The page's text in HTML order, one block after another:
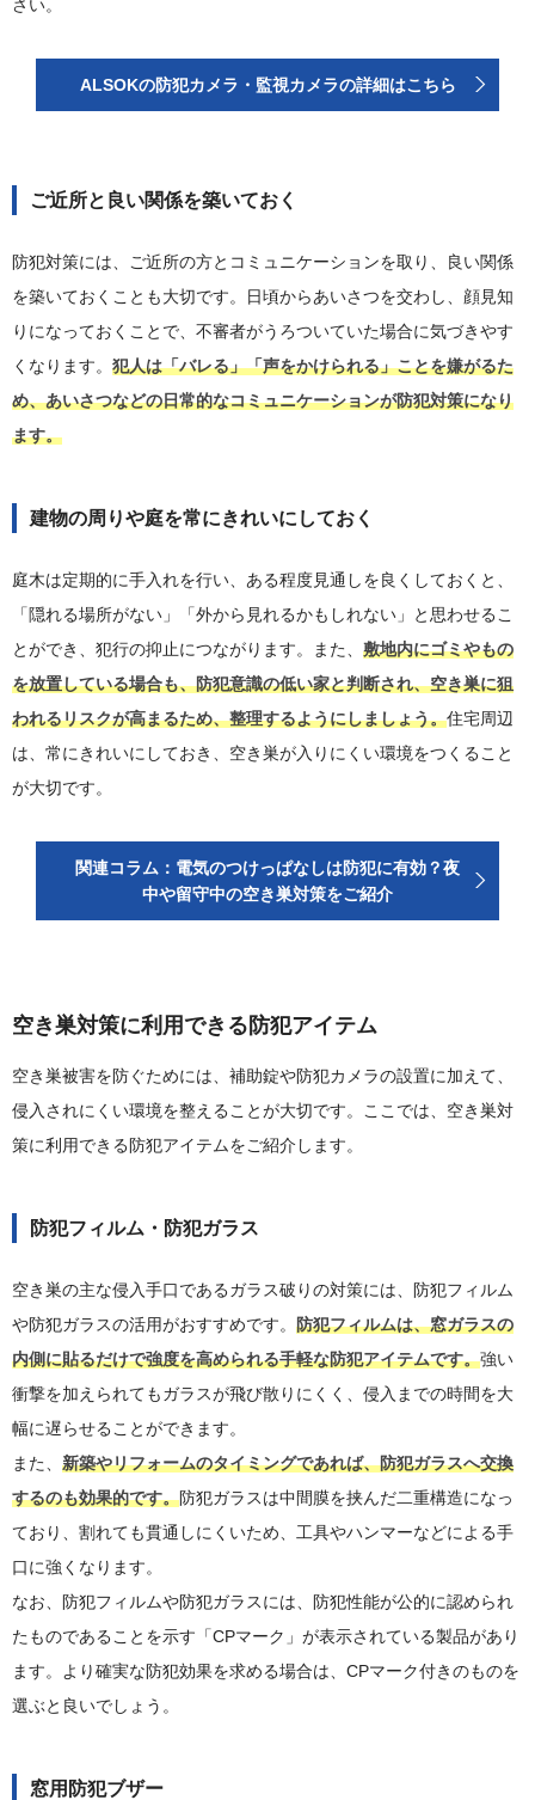
さい。
ALSOKの防犯カメラ・監視カメラの詳細はこちら
ご近所と良い関係を築いておく
防犯対策には、ご近所の方とコミュニケーションを取り、良い関係
を築いておくことも大切です。日頃からあいさつを交わし、顔見知
りになっておくことで、不審者がうろついていた場合に気づきやす
くなります。 犯人は「バレる」「声をかけられる」ことを嫌がるた
め、あいさつなどの日常的なコミュニケーションが防犯対策になり
ます。
建物の周りや庭を常にきれいにしておく
庭木は定期的に手入れを行い、ある程度見通しを良くしておくと、
「隠れる場所がない」「外から見れるかもしれない」と思わせるこ
とができ、犯行の抑止につながります。また、 敷地内にゴミやもの
を放置している場合も、防犯意識の低い家と判断され、空き巣に狙
われるリスクが高まるため、整理するようにしましょう。住宅周辺
は、常にきれいにしておき、空き巣が入りにくい環境をつくること
が大切です。
関連コラム：電気のつけっぱなしは防犯に有効？夜
中や留守中の空き巣対策をご紹介
空き巣対策に利用できる防犯アイテム
空き巣被害を防ぐためには、補助錠や防犯カメラの設置に加えて、
侵入されにくい環境を整えることが大切です。ここでは、空き巣対
策に利用できる防犯アイテムをご紹介します。
防犯フィルム・防犯ガラス
空き巣の主な侵入手口であるガラス破りの対策には、防犯フィルム
や防犯ガラスの活用がおすすめです。 防犯フィルムは、窓ガラスの
内側に貼るだけで強度を高められる手軽な防犯アイテムです。強い
衝撃を加えられてもガラスが飛び散りにくく、侵入までの時間を大
幅に遅らせることができます。
また、 新築やリフォームのタイミングであれば、防犯ガラスへ交換
するのも効果的です。防犯ガラスは中間膜を挟んだ二重構造になっ
ており、割れても貫通しにくいため、工具やハンマーなどによる手
口に強くなります。
なお、防犯フィルムや防犯ガラスには、防犯性能が公的に認められ
たものであることを示す「CPマーク」が表示されている製品があり
ます。より確実な防犯効果を求める場合は、CPマーク付きのものを
選ぶと良いでしょう。
窓用防犯ブザー